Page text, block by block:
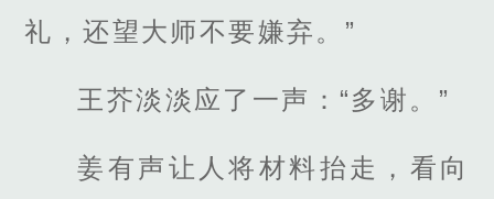
礼，还望大师不要嫌弃。”
王芥淡淡应了一声：“多谢。”
姜有声让人将材料抬走，看向